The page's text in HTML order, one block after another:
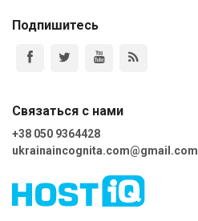
Подпишитесь
Связаться с нами
+38 050 9364428
ukrainaincognita.com@gmail.com